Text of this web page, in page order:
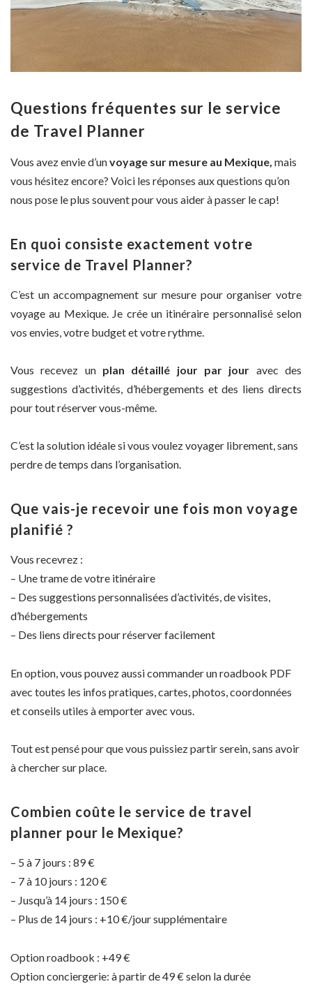
Questions fréquentes sur le service
de Travel Planner
Vous avez envie d’unvoyage sur mesure au Mexique, mais
vous hésitez encore? Voici les réponses aux questions qu’on
nous pose le plus souvent pour vous aider à passer le cap!
En quoi consiste exactement votre
service de Travel Planner?
C’est un accompagnement sur mesure pour organiser votre
voyage au Mexique. Je crée un itinéraire personnalisé selon
vos envies, votre budget et votre rythme.
Vous recevez un plan détaillé jour par jour avec des
suggestions d’activités, d’hébergements et des liens directs
pour tout réserver vous-même.
C’est la solution idéale si vous voulez voyager librement, sans
perdre de temps dans l’organisation.
Que vais-je recevoir une fois mon voyage
planifié ?
Vous recevrez :
– Une trame de votre itinéraire
– Des suggestions personnalisées d’activités, de visites,
d’hébergements
– Des liens directs pour réserver facilement
En option, vous pouvez aussi commander un roadbook PDF
avec toutes les infos pratiques, cartes, photos, coordonnées
et conseils utiles à emporter avec vous.
Tout est pensé pour que vous puissiez partir serein, sans avoir
à chercher sur place.
Combien coûte le service de travel
planner pour le Mexique?
– 5 à 7 jours : 89 €
– 7 à 10 jours : 120 €
– Jusqu’à 14 jours : 150 €
– Plus de 14 jours : +10 €/jour supplémentaire
Option roadbook : +49 €
Option conciergerie: à partir de 49 € selon la durée